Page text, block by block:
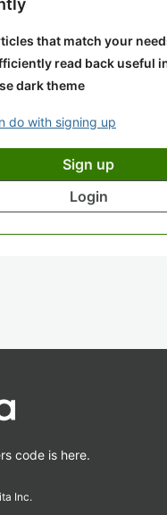
that match your
read back useful
dark theme
do with signing up
Sign up
Login
code is here.
Inc.